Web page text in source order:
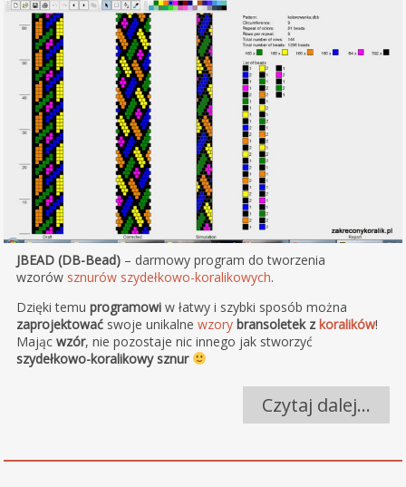
JBEAD (DB-Bead) – darmowy program do tworzenia
wzorów sznurów szydełkowo-koralikowych.
Dzięki temu programowiw łatwy i szybki sposób można
zaprojektować swoje unikalne wzorybransoletek z koralików!
Mając wzór, nie pozostaje nic innego jak stworzyć
szydełkowo-koralikowy sznur
Czytaj dalej…